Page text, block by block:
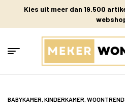
Kies uit meer dan 19.500
BABYKAMER,KINDERKAMER,